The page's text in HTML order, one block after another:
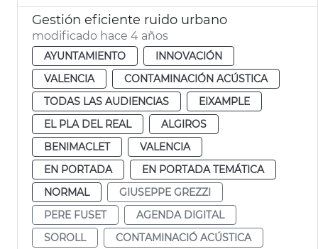
Gestión eficiente ruido urbano
modificado hace 4 años
AYUNTAMIENTO
INNOVACIÓN
VALENCIA
CONTAMINACIÓN ACÚSTICA
TODAS LAS AUDIENCIAS
EIXAMPLE
EL PLA DEL REAL
ALGIROS
BENIMACLET
VALENCIA
EN PORTADA
EN PORTADA TEMÁTICA
NORMAL
GIUSEPPE GREZZI
PERE FUSET
AGENDA DIGITAL
SOROLL
CONTAMINACIÓ ACÚSTICA